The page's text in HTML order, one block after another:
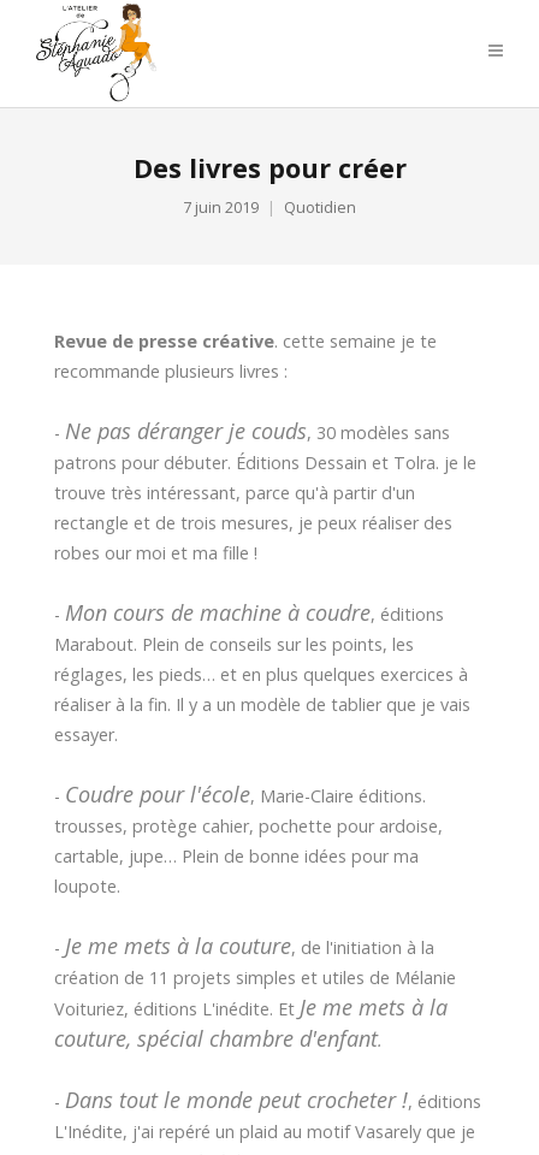
Des livres pour créer
7 juin 2019 Quotidien
Revue de presse créative. cette semaine je te
recommande plusieurs livres :
- Ne pas déranger je couds, 30 modèles sans
patrons pour débuter. Éditions Dessain et Tolra. je le
trouve très intéressant, parce qu'à partir d'un
rectangle et de trois mesures, je peux réaliser des
robes our moi et ma fille !
- Mon cours de machine à coudre, éditions
Marabout. Plein de conseils sur les points, les
réglages, les pieds… et en plus quelques exercices à
réaliser à la fin. Il y a un modèle de tablier que je vais
essayer.
- Coudre pour l'école, Marie-Claire éditions.
trousses, protège cahier, pochette pour ardoise,
cartable, jupe… Plein de bonne idées pour ma
loupote.
- Je me mets à la couture, de l'initiation à la
création de 11 projets simples et utiles de Mélanie
Voituriez, éditions L'inédite. Et Je me mets à la
couture, spécial chambre d'enfant.
- Dans tout le monde peut crocheter !, éditions
L'Inédite, j'ai repéré un plaid au motif Vasarely que je